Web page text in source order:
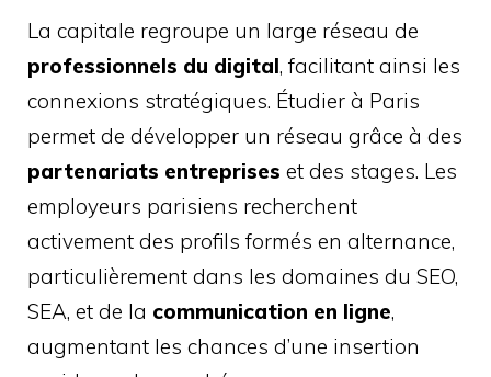
La capitale regroupe un large réseau de
professionnels du digital, facilitant ainsi les
connexions stratégiques. Étudier à Paris
permet de développer un réseau grâce à des
partenariats entreprises et des stages. Les
employeurs parisiens recherchent
activement des profils formés en alternance,
particulièrement dans les domaines du SEO,
SEA, et de la communication en ligne,
augmentant les chances d’une insertion